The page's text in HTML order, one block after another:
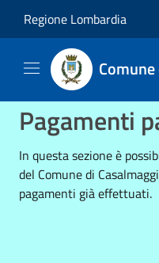
Regione Lombardia
Pagamenti
In questa sezione è
del Comune di
pagamenti già effettuati.